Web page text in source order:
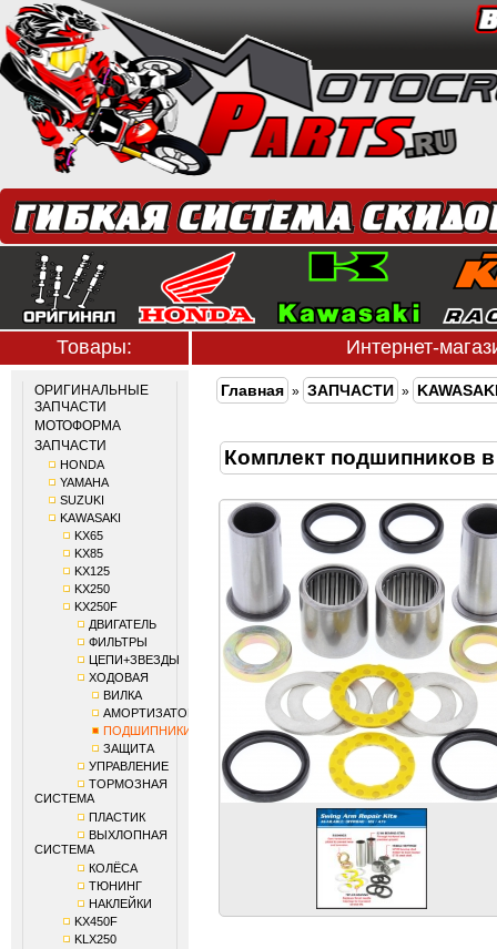
Товары: Интернет-
ОРИГИНАЛЬНЫЕ
ЗАПЧАСТИ
МОТОФОРМА
ЗАПЧАСТИ
HONDA
YAMAHA
SUZUKI
KAWASAKI
KX65
KX85
KX125
KX250
KX250F
ДВИГАТЕЛЬ
ФИЛЬТРЫ
ЦЕПИ+ЗВЕЗДЫ
ХОДОВАЯ
ВИЛКА
АМОРТИЗАТОР
ПОДШИПНИКИ
ЗАЩИТА
УПРАВЛЕНИЕ
ТОРМОЗНАЯ
СИСТЕМА
ПЛАСТИК
ВЫХЛОПНАЯ
СИСТЕМА
КОЛЁСА
ТЮНИНГ
НАКЛЕЙКИ
KX450F
KLX250
Главная » ЗАПЧАСТИ »
Комплект подшипников